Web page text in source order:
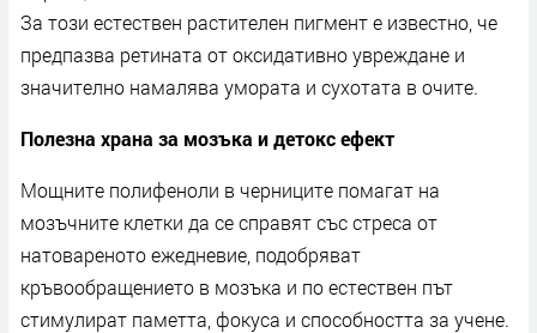
За този естествен растителен пигмент е известно, че
предпазва ретината от оксидативно увреждане и
значително намалява умората и сухотата в очите.
Полезна храна за мозъка и детокс ефект
Мощните полифеноли в черниците помагат на
мозъчните клетки да се справят със стреса от
натовареното ежедневие, подобряват
кръвообращението в мозъка и по естествен път
стимулират паметта, фокуса и способността за учене.